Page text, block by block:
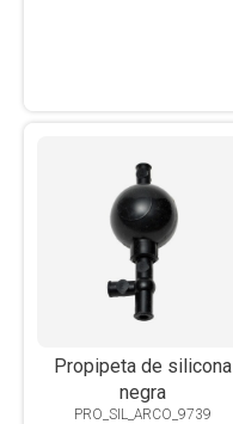
Propipeta de silicona
negra
PRO_SIL_ARCO_9739